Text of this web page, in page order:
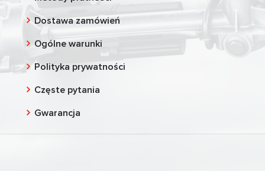
Dostawa zamówień
Ogólne warunki
Polityka prywatności
Częste pytania
Gwarancja